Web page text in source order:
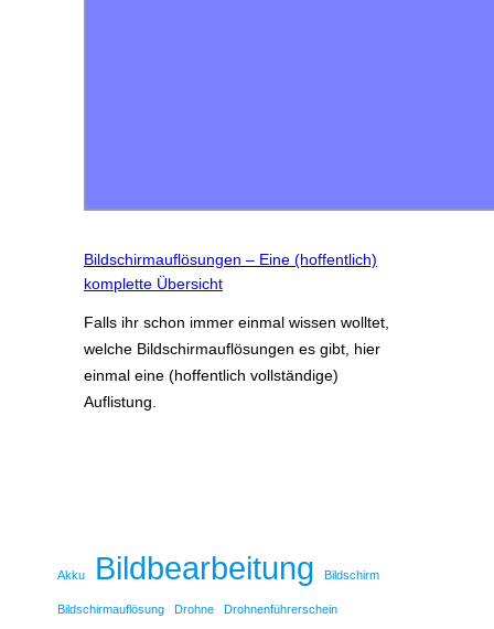
Bildschirmauflösungen – Eine (hoffentlich)
komplette Übersicht
Falls ihr schon immer einmal wissen wolltet,
welche Bildschirmauflösungen es gibt, hier
einmal eine (hoffentlich vollständige)
Auflistung.
Akku Bildbearbeitung Bildschirm
Bildschirmauflösung Drohne Drohnenführerschein